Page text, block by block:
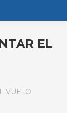
EL
VUELO